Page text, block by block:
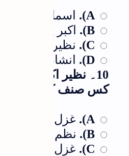
A).
اسماعیل
B).
اکبر اِلہ آبادی
C).
نظیر اکبر آبادی
D).
انشاء
10۔ نظیر اکبر آبادی
کس صنف کو بنایا؟
A).
غزل
B).
نظم
C).
غزل اور نظم